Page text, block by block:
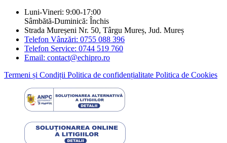
Luni-Vineri: 9:00-17:00
Sâmbătă-Duminică: Închis
Strada Mureșeni Nr. 50, Târgu Mureș, Jud. Mureș
Telefon Vânzări: 0755 088 396
Telefon Service: 0744 519 760
Email: contact@echipro.ro
Termeni și Condiții Politica de confidențialitate Politica de Cookies